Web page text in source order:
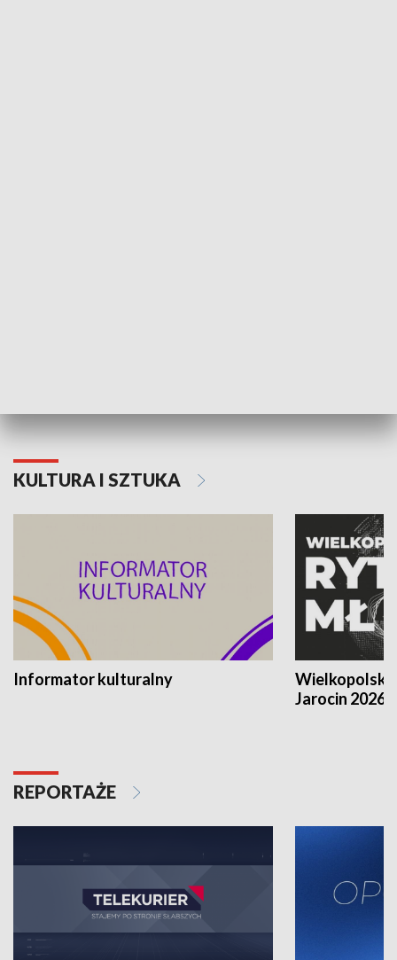
KULTURA I SZTUKA
Informator kulturalny
Jarocin 2026
REPORTAŻE